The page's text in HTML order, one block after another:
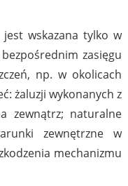
wskazana tylko w
zasięgu
np. w okolicach
żaluzji wykonanych z
zewnątrz; naturalne
zewnętrzne w
mechanizmu